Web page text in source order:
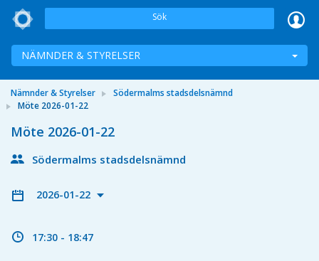
Sök
NÄMNDER & STYRELSER
Nämnder & Styrelser
Södermalms stadsdelsnämnd
Möte 2026-01-22
Möte 2026-01-22
Södermalms stadsdelsnämnd
2026-01-22
17:30 - 18:47